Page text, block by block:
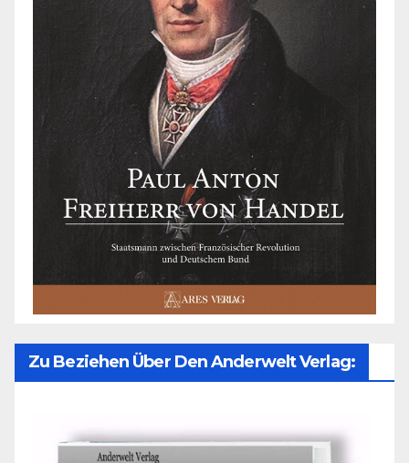
Zu Beziehen Über Den Anderwelt Verlag: